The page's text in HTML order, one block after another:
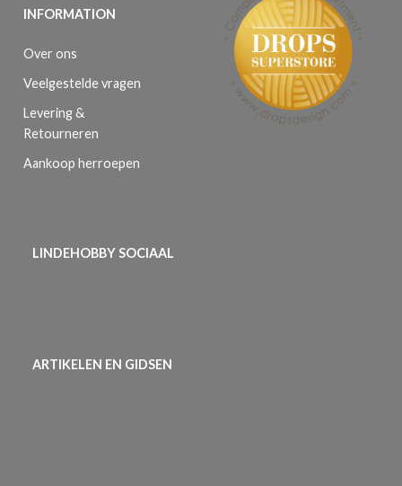
INFORMATION
Over ons
Veelgestelde vragen
Levering &
Retourneren
Aankoop herroepen
LINDEHOBBY SOCIAAL
ARTIKELEN EN GIDSEN